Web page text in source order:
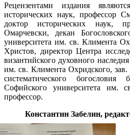
Рецензентами издания
исторических наук, профессор
доктор исторических наук,
Омарчевски, декан
университета им. св. Климента
Христов, директор Центра
византийского духовного
им. св. Климента Охридского, зав.
систематического богословия
Софийского университета им.
профессор.
Константин Забелин,
Распечатать